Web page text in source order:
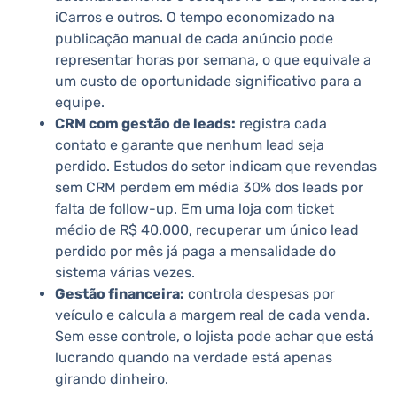
iCarros e outros. O tempo economizado na
publicação manual de cada anúncio pode
representar horas por semana, o que equivale a
um custo de oportunidade significativo para a
equipe.
CRM com gestão de leads: registra cada
contato e garante que nenhum lead seja
perdido. Estudos do setor indicam que revendas
sem CRM perdem em média 30% dos leads por
falta de follow-up. Em uma loja com ticket
médio de R$ 40.000, recuperar um único lead
perdido por mês já paga a mensalidade do
sistema várias vezes.
Gestão financeira: controla despesas por
veículo e calcula a margem real de cada venda.
Sem esse controle, o lojista pode achar que está
lucrando quando na verdade está apenas
girando dinheiro.